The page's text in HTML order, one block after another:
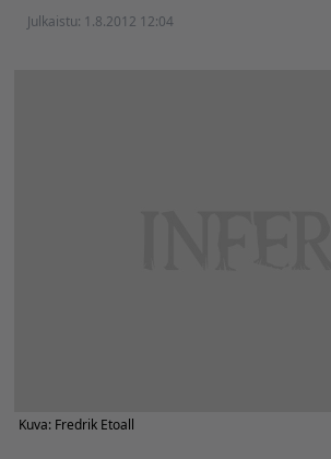
Julkaistu: 1.8.2012 12:04
Kuva: Fredrik Etoall